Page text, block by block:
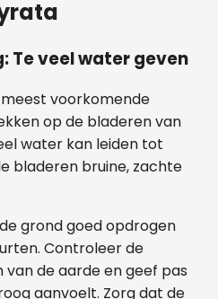
Te veel water geven
voorkomende
op de bladeren van
water kan leiden tot
bladeren bruine, zachte
grond goed opdrogen
Controleer de
de aarde en geef pas
aanvoelt. Zorg dat de